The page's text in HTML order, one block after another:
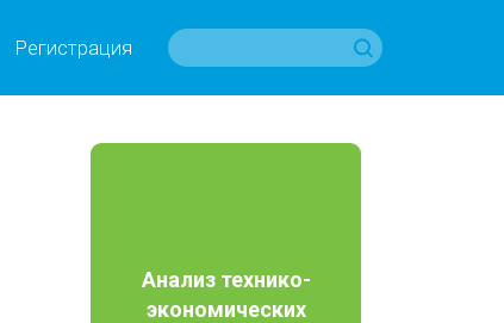
Регистрация
Анализ технико-
экономических